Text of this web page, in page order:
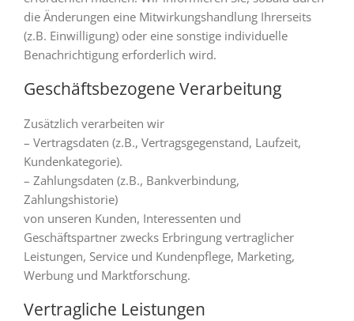
die Änderungen eine Mitwirkungshandlung Ihrerseits
(z.B. Einwilligung) oder eine sonstige individuelle
Benachrichtigung erforderlich wird.
Geschäftsbezogene Verarbeitung
Zusätzlich verarbeiten wir
– Vertragsdaten (z.B., Vertragsgegenstand, Laufzeit,
Kundenkategorie).
– Zahlungsdaten (z.B., Bankverbindung,
Zahlungshistorie)
von unseren Kunden, Interessenten und
Geschäftspartner zwecks Erbringung vertraglicher
Leistungen, Service und Kundenpflege, Marketing,
Werbung und Marktforschung.
Vertragliche Leistungen